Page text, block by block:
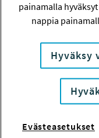
Hanketiedot
Tiivistelmä
painamalla
nappia
Hyväksy
Evästeasetukset